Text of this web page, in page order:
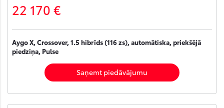
22 170 €
Aygo X, Crossover, 1.5 hibrīds (116 zs), automātiska, priekšējā
piedziņa, Pulse
Saņemt piedāvājumu